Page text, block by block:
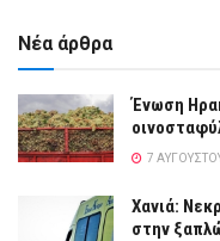
Νέα άρθρα
Ένωση
7
Χανιά:
στην